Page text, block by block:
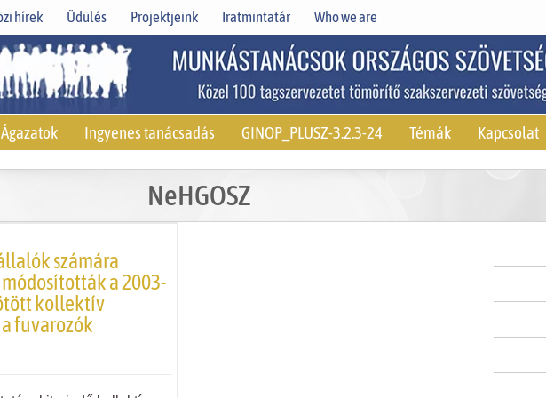
hírek Üdülés Projektjeink Iratmintatár Who we are
Ágazatok Ingyenes tanácsadás GINOP_PLUSZ-3.2.3-24 Témák Kapcsolat
NeHGOSZ
számára
a 2003-
kollektív
fuvarozók